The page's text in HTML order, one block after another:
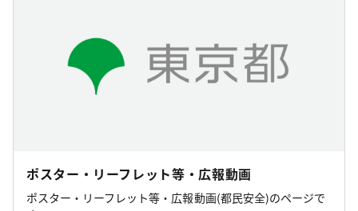
ポスター・リーフレット等・広報動画
ポスター・リーフレット等・広報動画(都民安全)のページで